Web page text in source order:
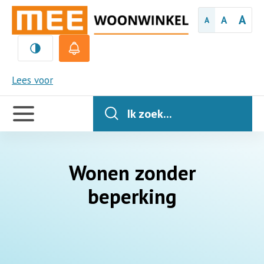
A A A
Lees voor
MEE
Handige
links
Ik zoek...
Wonen zonder
beperking